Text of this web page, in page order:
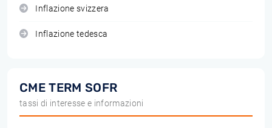
Inflazione svizzera
Inflazione tedesca
CME TERM SOFR
tassi di interesse e informazioni